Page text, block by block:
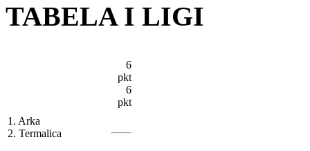
TABELA I LIGI
1. Arka
2. Termalica
6
pkt
6
pkt